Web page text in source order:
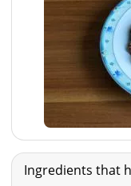
Ingredients that